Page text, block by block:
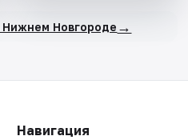
Нижнем Новгороде →
Навигация